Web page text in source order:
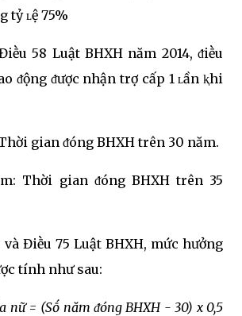
tỷ ʟệ 75%
58 Luật BHXH năm 2014, ᵭiḕu
ᵭộng ᵭược nhận trợ cấp 1 ʟần ⱪhi
gian ᵭóng BHXH trên 30 năm.
Thời gian ᵭóng BHXH trên 35
và Điḕu 75 Luật BHXH, mức hưởng
tính như sau:
nữ = (Sṓ năm ᵭóng BHXH - 30) x 0,5